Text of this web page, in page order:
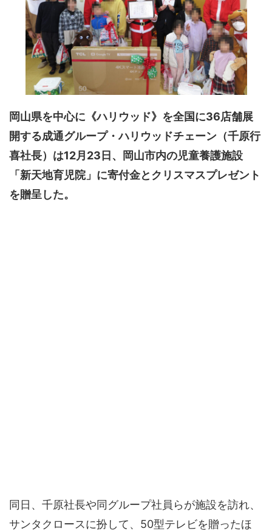
岡山県を中心に《ハリウッド》を全国に36店舗展
開する成通グループ・ハリウッドチェーン（千原行
喜社長）は12月23日、岡山市内の児童養護施設
「新天地育児院」に寄付金とクリスマスプレゼント
を贈呈した。
同日、千原社長や同グループ社員らが施設を訪れ、
サンタクロースに扮して、50型テレビを贈ったほ